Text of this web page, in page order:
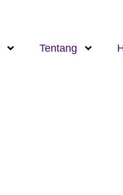
Tentang